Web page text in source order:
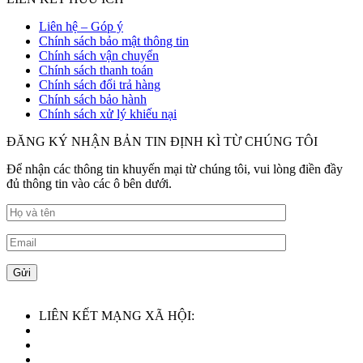
Liên hệ – Góp ý
Chính sách bảo mật thông tin
Chính sách vận chuyển
Chính sách thanh toán
Chính sách đổi trả hàng
Chính sách bảo hành
Chính sách xử lý khiếu nại
ĐĂNG KÝ NHẬN BẢN TIN ĐỊNH KÌ TỪ CHÚNG TÔI
Để nhận các thông tin khuyến mại từ chúng tôi, vui lòng điền đầy
đủ thông tin vào các ô bên dưới.
LIÊN KẾT MẠNG XÃ HỘI: